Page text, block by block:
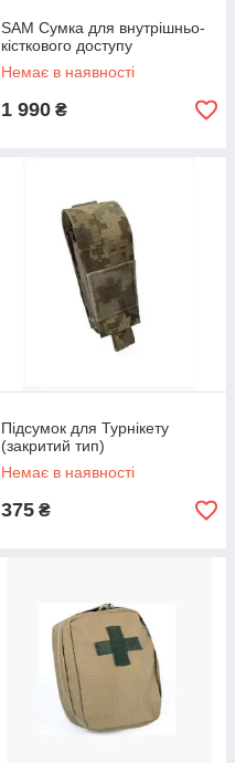
SAM Сумка для внутрішньо-
кісткового доступу
Немає в наявності
1 990 ₴
Підсумок для Турнікету
(закритий тип)
Немає в наявності
375 ₴